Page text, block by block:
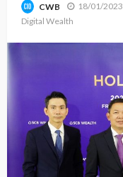
CWB 18/01/2023
Digital Wealth